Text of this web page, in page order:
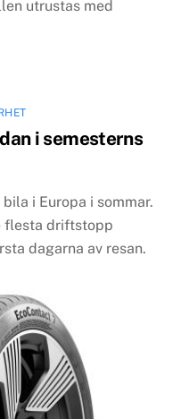
utrustas med
i semesterns
i Europa i sommar.
flesta driftstopp
dagarna av resan.